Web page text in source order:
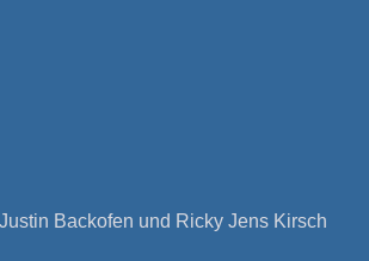
Backofen und Ricky Jens Kirsch